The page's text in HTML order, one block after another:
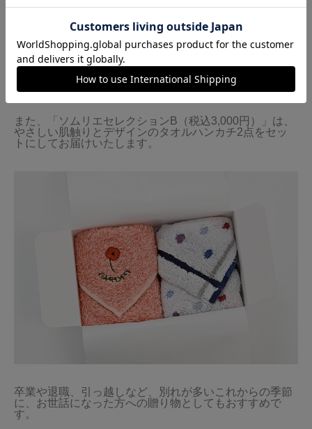
また、「ソムリエセレクションB（税込3,000円）」は、
やさしい肌触りとデザインのタオルハンカチ2点をセッ
トにしてお届けいたします。
卒業や退職、引っ越しなど、別れが多いこれからの季節
に、お世話になった方への贈り物としてもおすすめで
す。